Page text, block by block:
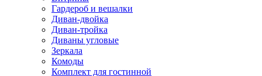
Гардероб и вешалки
Диван-двойка
Диван-тройка
Диваны угловые
Зеркала
Комоды
Комплект для гостинной